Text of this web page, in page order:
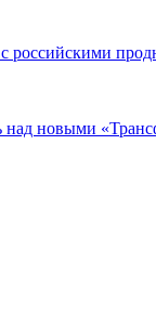
с российскими
новыми